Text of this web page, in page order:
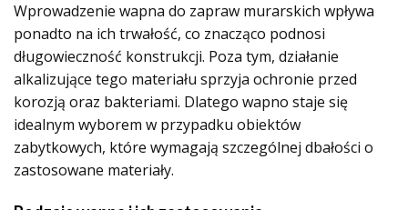
Wprowadzenie wapna do zapraw murarskich wpływa
ponadto na ich trwałość, co znacząco podnosi
długowieczność konstrukcji. Poza tym, działanie
alkalizujące tego materiału sprzyja ochronie przed
korozją oraz bakteriami. Dlatego wapno staje się
idealnym wyborem w przypadku obiektów
zabytkowych, które wymagają szczególnej dbałości o
zastosowane materiały.